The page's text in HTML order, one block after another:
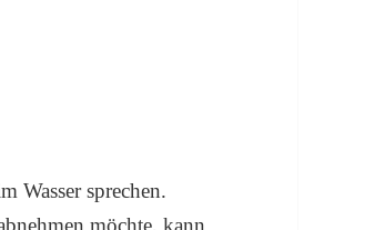
Wasser sprechen.
möchte, kann